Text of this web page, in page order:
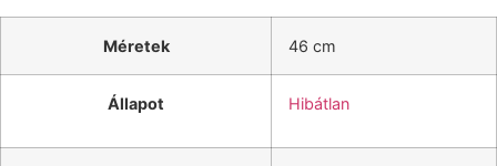
Méretek 46 cm
Állapot Hibátlan